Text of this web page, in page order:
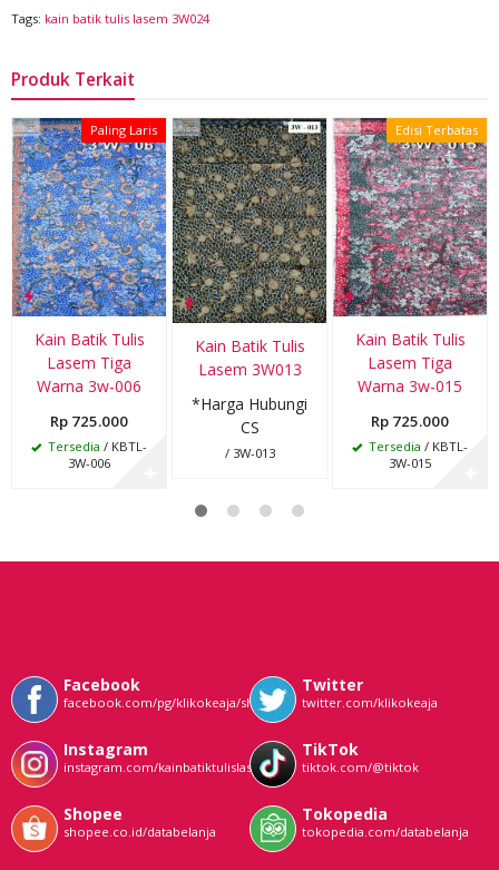
Tags: kain batik tulis lasem 3W024
Produk Terkait
Paling Laris
Kain Batik Tulis
Lasem Tiga
Warna 3w-006
Rp 725.000
Tersedia / KBTL-
3W-006
Kain Batik Tulis
Lasem 3W013
*Harga Hubungi
CS
/ 3W-013
Edisi Terbatas
Kain Batik Tulis
Lasem Tiga
Warna 3w-015
Rp 725.000
Tersedia / KBTL-
3W-015
Facebook
facebook.com/pg/klikokeaja/shop/
Twitter
twitter.com/klikokeaja
Instagram
instagram.com/kainbatiktulislasem
TikTok
tiktok.com/@tiktok
Shopee
shopee.co.id/databelanja
Tokopedia
tokopedia.com/databelanja